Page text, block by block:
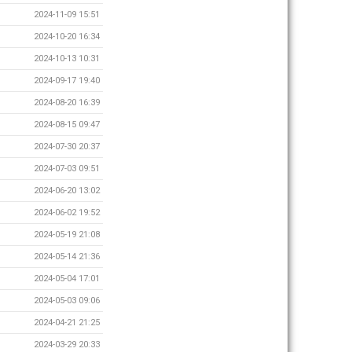
2024-11-09 15:51
2024-10-20 16:34
2024-10-13 10:31
2024-09-17 19:40
2024-08-20 16:39
2024-08-15 09:47
2024-07-30 20:37
2024-07-03 09:51
2024-06-20 13:02
2024-06-02 19:52
2024-05-19 21:08
2024-05-14 21:36
2024-05-04 17:01
2024-05-03 09:06
2024-04-21 21:25
2024-03-29 20:33